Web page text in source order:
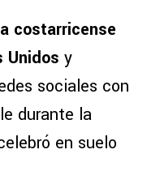
costarricense
Unidos y
sociales con
durante la
en suelo